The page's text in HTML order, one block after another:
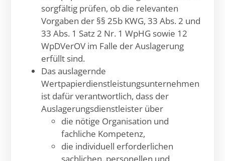
sorgfältig prüfen, ob die relevanten
Vorgaben der §§ 25b KWG, 33 Abs. 2 und
33 Abs. 1 Satz 2 Nr. 1 WpHG sowie 12
WpDVerOV im Falle der Auslagerung
erfüllt sind.
Das auslagernde
Wertpapierdienstleistungsunternehmen
ist dafür verantwortlich, dass der
Auslagerungsdienstleister über
die nötige Organisation und
fachliche Kompetenz,
die individuell erforderlichen